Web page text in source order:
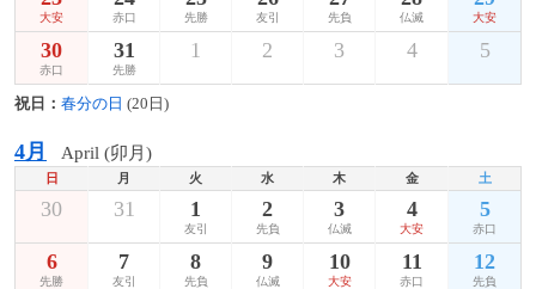
大安 赤口 先勝 友引 先負 仏滅 大安
30
赤口
31
先勝
1 2 3 4 5
祝日： 春分の日 (20日)
4月 April (卯月)
日 月 火 水 木 金 土
30 31 1
友引
2
先負
3
仏滅
4
大安
5
赤口
6
先勝
7
友引
8
先負
9
仏滅
10
大安
11
赤口
12
先負